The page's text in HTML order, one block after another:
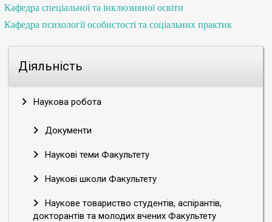
Діяльність
Наукова робота
Документи
Наукові теми Факультету
Наукові школи Факультету
Наукове товариство студентів, аспірантів,
докторантів та молодих вчених Факультету
Кафедра спеціальної та інклюзивної освіти
Кафедра психології особистості та соціальних практик